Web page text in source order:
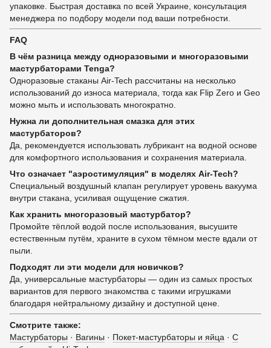
упаковке. Быстрая доставка по всей Украине, консультация
менеджера по подбору модели под ваши потребности.
FAQ
В чём разница между одноразовыми и многоразовыми
мастурбаторами Tenga?
Одноразовые стаканы Air-Tech рассчитаны на несколько
использований до износа материала, тогда как Flip Zero и Geo
можно мыть и использовать многократно.
Нужна ли дополнительная смазка для этих
мастурбаторов?
Да, рекомендуется использовать лубрикант на водной основе
для комфортного использования и сохранения материала.
Что означает "аэростимуляция" в моделях Air-Tech?
Специальный воздушный клапан регулирует уровень вакуума
внутри стакана, усиливая ощущение сжатия.
Как хранить многоразовый мастурбатор?
Промойте тёплой водой после использования, высушите
естественным путём, храните в сухом тёмном месте вдали от
пыли.
Подходят ли эти модели для новичков?
Да, универсальные мастурбаторы — один из самых простых
вариантов для первого знакомства с такими игрушками
благодаря нейтральному дизайну и доступной цене.
Смотрите также:
Мастурбаторы · Вагины · Покет-мастурбаторы и яйца · С